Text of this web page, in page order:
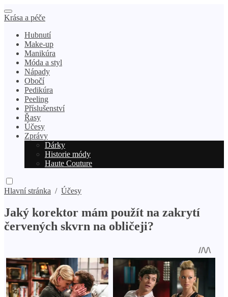
Krása a péče
Hubnutí
Make-up
Manikúra
Móda a styl
Nápady
Obočí
Pedikúra
Peeling
Příslušenství
Řasy
Účesy
Zprávy
Dárky
Historie módy
Haute Couture
Hlavní stránka / Účesy
Jaký korektor mám použít na zakrytí
červených skvrn na obličeji?